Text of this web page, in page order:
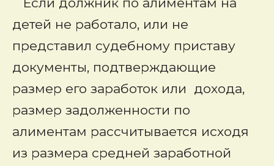
детей не работало, или не
представил судебному приставу
документы, подтверждающие
размер его заработок или дохода,
размер задолженности по
алиментам рассчитывается исходя
из размера средней заработной